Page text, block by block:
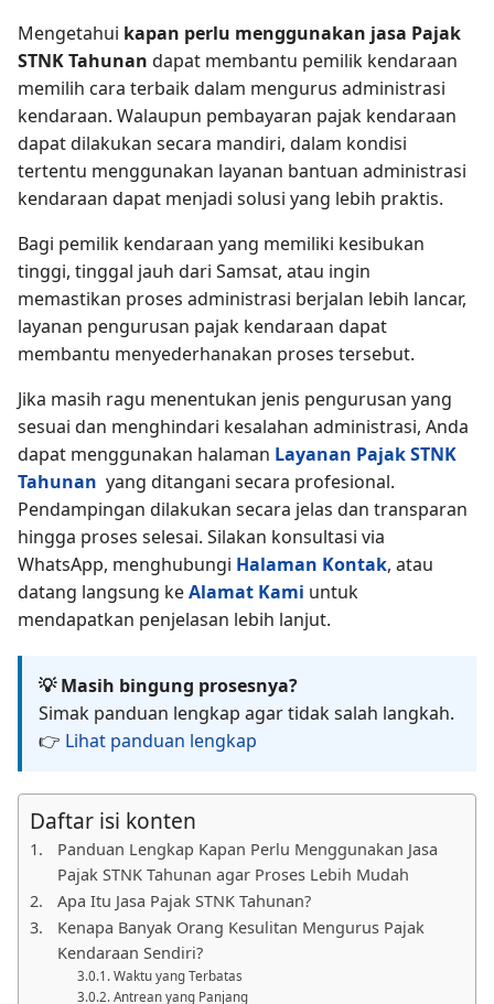
Mengetahui kapan perlu menggunakan jasa Pajak
STNK Tahunan dapat membantu pemilik kendaraan
memilih cara terbaik dalam mengurus administrasi
kendaraan. Walaupun pembayaran pajak kendaraan
dapat dilakukan secara mandiri, dalam kondisi
tertentu menggunakan layanan bantuan administrasi
kendaraan dapat menjadi solusi yang lebih praktis.
Bagi pemilik kendaraan yang memiliki kesibukan
tinggi, tinggal jauh dari Samsat, atau ingin
memastikan proses administrasi berjalan lebih lancar,
layanan pengurusan pajak kendaraan dapat
membantu menyederhanakan proses tersebut.
Jika masih ragu menentukan jenis pengurusan yang
sesuai dan menghindari kesalahan administrasi, Anda
dapat menggunakan halaman Layanan Pajak STNK
Tahunan yang ditangani secara profesional.
Pendampingan dilakukan secara jelas dan transparan
hingga proses selesai. Silakan konsultasi via
WhatsApp, menghubungi Halaman Kontak, atau
datang langsung keAlamat Kami untuk
mendapatkan penjelasan lebih lanjut.
💡 Masih bingung prosesnya?
Simak panduan lengkap agar tidak salah langkah.
👉 Lihat panduan lengkap
Daftar isi konten
Panduan Lengkap Kapan Perlu Menggunakan Jasa
Pajak STNK Tahunan agar Proses Lebih Mudah
Apa Itu Jasa Pajak STNK Tahunan?
Kenapa Banyak Orang Kesulitan Mengurus Pajak
Kendaraan Sendiri?
Waktu yang Terbatas
Antrean yang Panjang